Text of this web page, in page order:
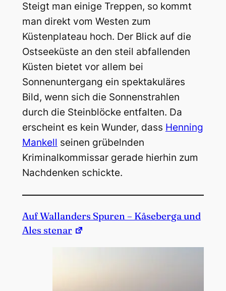
Steigt man einige Treppen, so kommt
man direkt vom Westen zum
Küstenplateau hoch. Der Blick auf die
Ostseeküste an den steil abfallenden
Küsten bietet vor allem bei
Sonnenuntergang ein spektakuläres
Bild, wenn sich die Sonnenstrahlen
durch die Steinblöcke entfalten. Da
erscheint es kein Wunder, dass Henning
Mankell seinen grübelnden
Kriminalkommissar gerade hierhin zum
Nachdenken schickte.
Auf Wallanders Spuren – Kåseberga und
Ales stenar